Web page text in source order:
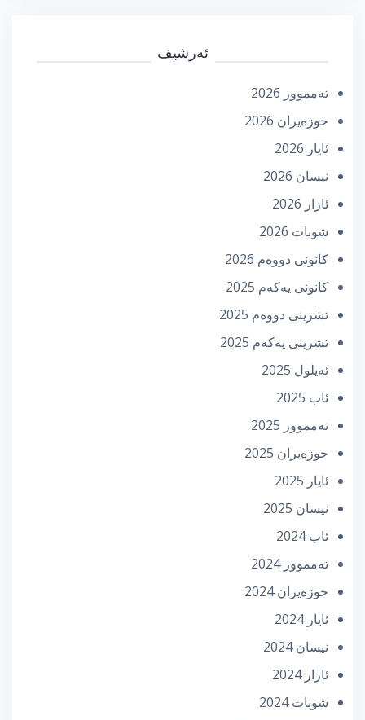
ئەرشیف
تەممووز 2026
حوزه‌یران 2026
ئایار 2026
نیسان 2026
ئازار 2026
شوبات 2026
كانونی دووه‌م 2026
كانونی یه‌كه‌م 2025
تشرینی دووه‌م 2025
تشرینی یه‌كه‌م 2025
ئه‌یلول 2025
ئاب 2025
تەممووز 2025
حوزه‌یران 2025
ئایار 2025
نیسان 2025
ئاب 2024
تەممووز 2024
حوزه‌یران 2024
ئایار 2024
نیسان 2024
ئازار 2024
شوبات 2024